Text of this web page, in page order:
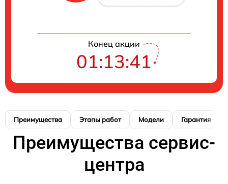
Конец акции
01:13:41
Преимущества Этапы работ Модели Гарантия
Преимущества сервис-
центра